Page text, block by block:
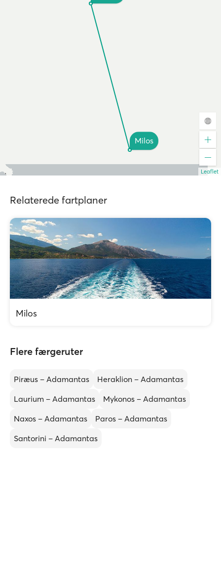
Milos
Leaflet
Relaterede fartplaner
Milos
Flere færgeruter
Piræus – Adamantas
Heraklion – Adamantas
Laurium – Adamantas
Mykonos – Adamantas
Naxos – Adamantas
Paros – Adamantas
Santorini – Adamantas